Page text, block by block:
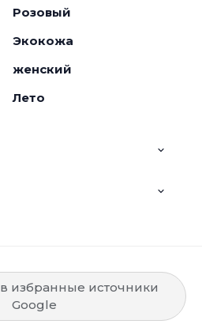
Розовый
Экокожа
женский
Лето
избранные источники
Google